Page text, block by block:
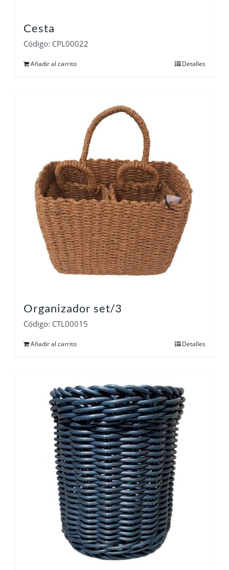
Cesta
Código: CPL00022
Añadir al carrito Detalles
Organizador set/3
Código: CTL00015
Añadir al carrito Detalles